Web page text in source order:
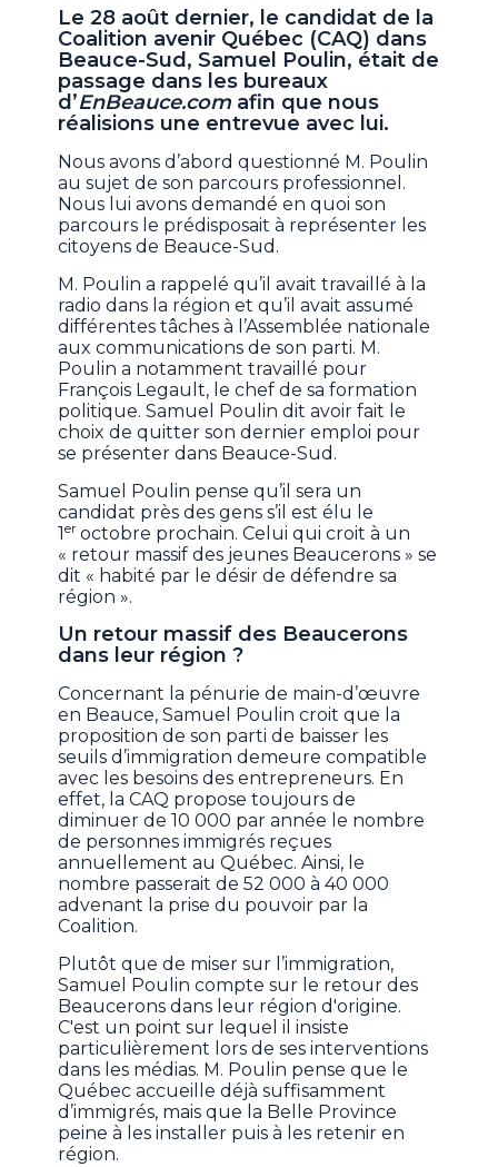
Le 28 août dernier, le candidat de la
Coalition avenir Québec (CAQ) dans
Beauce-Sud, Samuel Poulin, était de
passage dans les bureaux
d’EnBeauce.com afin que nous
réalisions une entrevue avec lui.
Nous avons d’abord questionné M. Poulin
au sujet de son parcours professionnel.
Nous lui avons demandé en quoi son
parcours le prédisposait à représenter les
citoyens de Beauce-Sud.
M. Poulin a rappelé qu’il avait travaillé à la
radio dans la région et qu’il avait assumé
différentes tâches à l’Assemblée nationale
aux communications de son parti. M.
Poulin a notamment travaillé pour
François Legault, le chef de sa formation
politique. Samuel Poulin dit avoir fait le
choix de quitter son dernier emploi pour
se présenter dans Beauce-Sud.
Samuel Poulin pense qu’il sera un
candidat près des gens s’il est élu le
1er octobre prochain. Celui qui croit à un
« retour massif des jeunes Beaucerons » se
dit « habité par le désir de défendre sa
région ».
Un retour massif des Beaucerons
dans leur région ?
Concernant la pénurie de main-d’œuvre
en Beauce, Samuel Poulin croit que la
proposition de son parti de baisser les
seuils d’immigration demeure compatible
avec les besoins des entrepreneurs. En
effet, la CAQ propose toujours de
diminuer de 10 000 par année le nombre
de personnes immigrés reçues
annuellement au Québec. Ainsi, le
nombre passerait de 52 000 à 40 000
advenant la prise du pouvoir par la
Coalition.
Plutôt que de miser sur l’immigration,
Samuel Poulin compte sur le retour des
Beaucerons dans leur région d'origine.
C'est un point sur lequel il insiste
particulièrement lors de ses interventions
dans les médias. M. Poulin pense que le
Québec accueille déjà suffisamment
d’immigrés, mais que la Belle Province
peine à les installer puis à les retenir en
région.